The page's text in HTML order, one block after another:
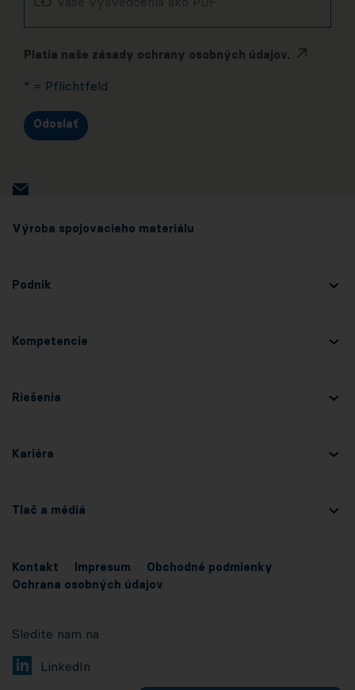
Platia naše zásady ochrany osobných údajov.
* = Pflichtfeld
Odoslať
Výroba spojovacieho materiálu
Podnik
Kompetencie
Riešenia
Kariéra
Tlač a médiá
Kontakt Impresum
Obchodné podmienky
Ochrana osobných údajov
Sledite nam na
LinkedIn